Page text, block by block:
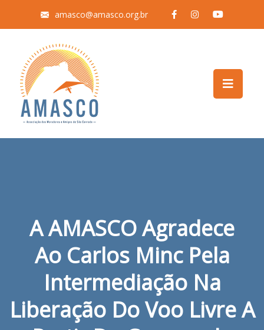
amasco@amasco.org.br
A AMASCO Agradece
Ao Carlos Minc Pela
Intermediação Na
Liberação Do Voo Livre A